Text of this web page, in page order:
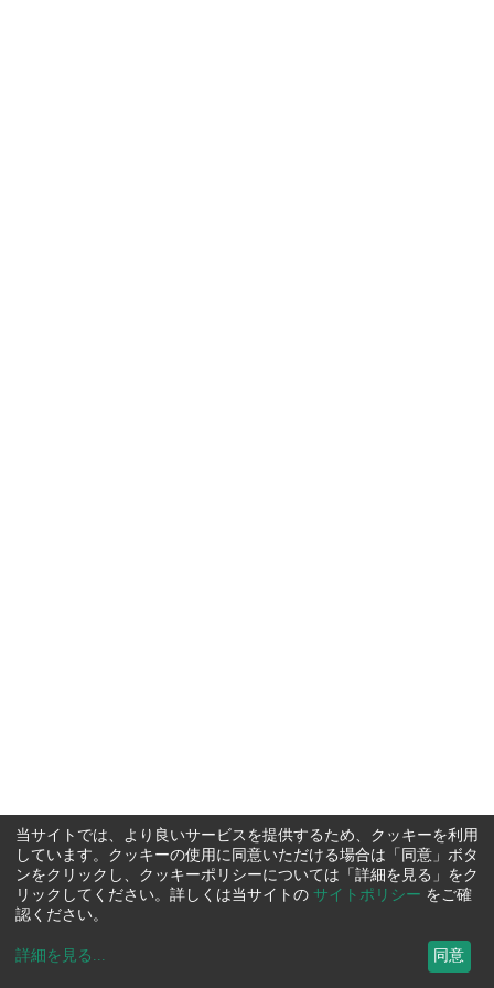
当サイトでは、より良いサービスを提供するため、クッキーを利用
しています。クッキーの使用に同意いただける場合は「同意」ボタ
ンをクリックし、クッキーポリシーについては「詳細を見る」をク
リックしてください。詳しくは当サイトの サイトポリシー をご確
認ください。
詳細を見る ... 同意